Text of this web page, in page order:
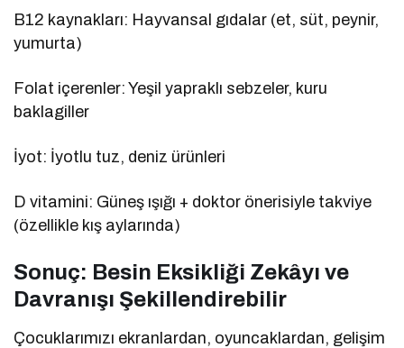
B12 kaynakları: Hayvansal gıdalar (et, süt, peynir,
yumurta)
Folat içerenler: Yeşil yapraklı sebzeler, kuru
baklagiller
İyot: İyotlu tuz, deniz ürünleri
D vitamini: Güneş ışığı + doktor önerisiyle takviye
(özellikle kış aylarında)
Sonuç: Besin Eksikliği Zekâyı ve
Davranışı Şekillendirebilir
Çocuklarımızı ekranlardan, oyuncaklardan, gelişim